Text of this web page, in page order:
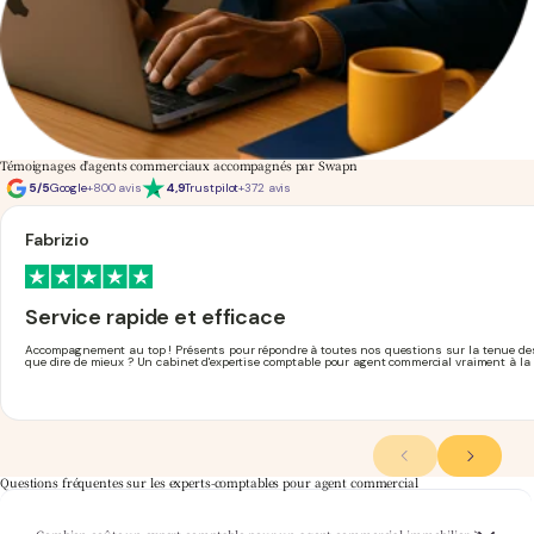
Témoignages d'agents commerciaux accompagnés par Swapn
5/5Google+800 avis 4,9Trustpilot+372 avis
Fabrizio
Service rapide et efficace
Accompagnement au top ! Présents pour répondre à toutes nos questions sur la tenue
que dire de mieux ? Un cabinet d'expertise comptable pour agent commercial vraiment à
Questions fréquentes sur les experts-comptables pour agent commercial